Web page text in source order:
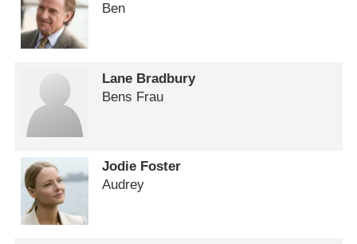
Ben
Lane Bradbury
Bens Frau
Jodie Foster
Audrey